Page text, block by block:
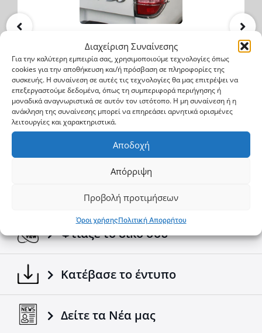
Διαχείριση Συναίνεσης
Για την καλύτερη εμπειρία σας, χρησιμοποιούμε τεχνολογίες όπως
cookies για την αποθήκευση και/ή πρόσβαση σε πληροφορίες της
συσκευής. Η συναίνεση σε αυτές τις τεχνολογίες θα μας επιτρέψει να
επεξεργαστούμε δεδομένα, όπως τη συμπεριφορά περιήγησης ή
μοναδικά αναγνωριστικά σε αυτόν τον ιστότοπο. Η μη συναίνεση ή η
ανάκληση της συναίνεσης μπορεί να επηρεάσει αρνητικά ορισμένες
λειτουργίες και χαρακτηριστικά.
Αποδοχή
Απόρριψη
Προβολή προτιμήσεων
Όροι χρήσηςΠολιτική Απορρήτου
Mazda BT 50 2007->2012
Προστατευτικές ανοξείδωτες γρίλιες
GR 101 INOX
62$ 93$
Αγορά
Φτιάξε το δικό σου
Κατέβασε το έντυπο
Δείτε τα Νέα μας